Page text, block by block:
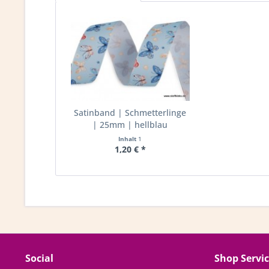
Satinband | Schmetterlinge
| 25mm | hellblau
Inhalt 1
1,20 € *
Social Shop